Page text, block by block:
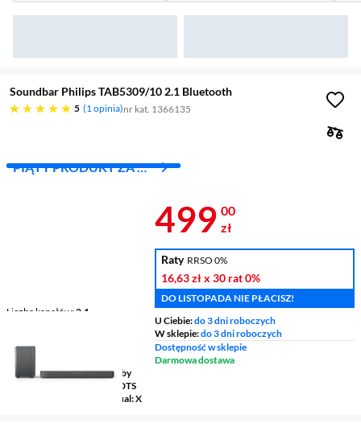
Soundbar Philips TAB5309/10 2.1 Bluetooth
5
pięć gwiazdek 1 opinia nr kat. 1366135
PIĄTY PRODUKT ZA 1
Liczba kanałów 2.1
Dekodery dźwięku HD Dolby
Digital, Dolby Digital Plus, DTS
Digital Surround, DTS Virtual: X
Cena 499 zł
499 00
zł
Raty RRSO 0%
16,63 złx 30 rat0%
DO LISTOPADA NIE PŁACISZ!
U Ciebie:do 3 dni roboczych
W sklepie:do 3 dni roboczych
Dostępność w sklepie
Darmowa dostawa